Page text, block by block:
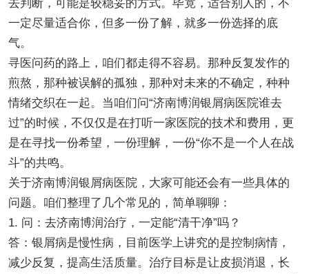
去判断，可能是较稳妥的方式。毕竟，适合别人的，不
一定尽量适合你，但多一份了解，就多一份选择的底
气。
寻医问药的路上，咱们都走得不容易。那种反复发作的
煎熬，那种被误解的孤独，那种对未来的不确定，种种
情绪交织在一起。当咱们问“济南博润银屑病医院谁去
过”的时候，不仅仅是在打听一家医院的技术和费用，更
是在寻找一份希望，一份理解，一份“你不是一个人在战
斗”的共鸣。
关于济南博润银屑病医院，大家可能还会有一些具体的
问题。咱们整理了几个常见的，简单聊聊：
1. 问：去济南博润治疗，一定能“清干净”吗？
答：银屑病是慢性病，目前医学上讲究的是控制病情，
减少反复，提高生活质量。治疗目标是让皮损消退，长